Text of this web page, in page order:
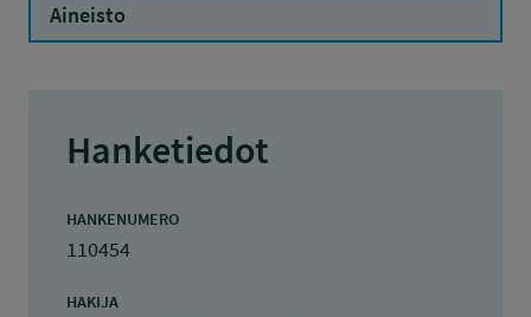
Aineisto
Hanketiedot
HANKENUMERO
110454
HAKIJA